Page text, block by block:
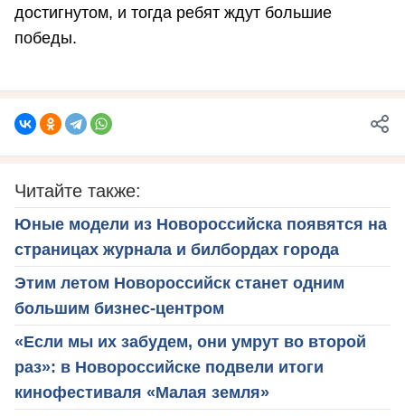
достигнутом, и тогда ребят ждут большие
победы.
Читайте также:
Юные модели из Новороссийска появятся на
страницах журнала и билбордах города
Этим летом Новороссийск станет одним
большим бизнес-центром
«Если мы их забудем, они умрут во второй
раз»: в Новороссийске подвели итоги
кинофестиваля «Малая земля»